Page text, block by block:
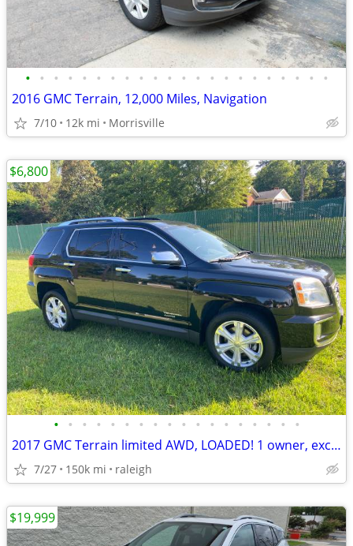
• • • • • • • • • • • • • • • • • • • • • •
2016 GMC Terrain, 12,000 Miles, Navigation
7/10 12k mi Morrisville
• • • • • • • • • • • • • • • • • •
2017 GMC Terrain limited AWD, LOADED! 1 owner, excellent conditon
7/27 150k mi raleigh
$6,800
$19,999